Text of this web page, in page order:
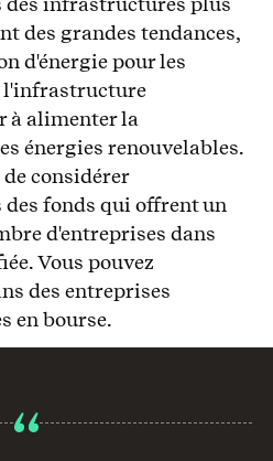
des grandes tendances,
d'énergie pour les
l'infrastructure
à alimenter la
énergies renouvelables.
considérer
fonds qui offrent un
d'entreprises dans
Vous pouvez
des entreprises
en bourse.